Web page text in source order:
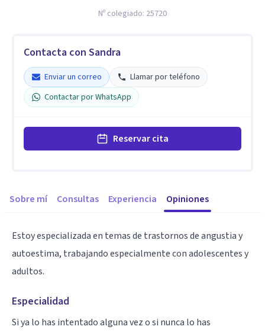
Nº colegiado: 25720
Contacta con Sandra
Enviar un correo
Llamar por teléfono
Contactar por WhatsApp
Reservar cita
Sobre mí Consultas Experiencia Opiniones
Estoy especializada en temas de trastornos de angustia y
autoestima, trabajando especialmente con adolescentes y
adultos.
Especialidad
Si ya lo has intentado alguna vez o si nunca lo has